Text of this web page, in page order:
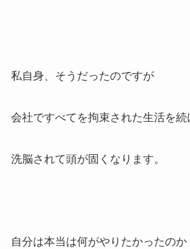
私自身、そうだったのですが
会社ですべてを拘束された生活を続
洗脳されて頭が固くなります。
自分は本当は何がやりたかったのか